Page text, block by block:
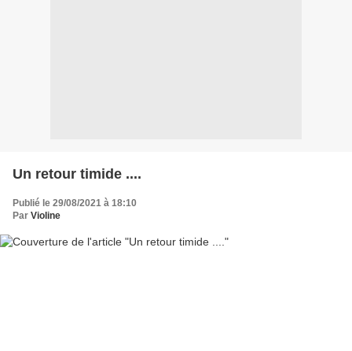
Un retour timide ....
Publié le 29/08/2021 à 18:10
Par Violine